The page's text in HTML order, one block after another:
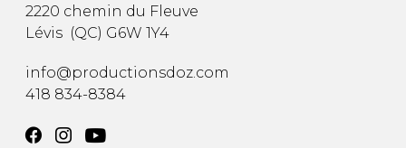
2220 chemin du Fleuve
Lévis (QC) G6W 1Y4
info@productionsdoz.com
418 834-8384